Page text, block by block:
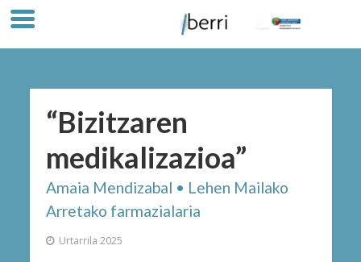
“Bizitzaren
medikalizazioa”
Amaia Mendizabal • Lehen Mailako
Arretako farmazialaria
Urtarrila 2025